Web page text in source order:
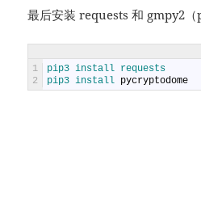
最后安装 requests 和 gmpy2
1
2
pip3 install requests
pip3 install pycryptodome